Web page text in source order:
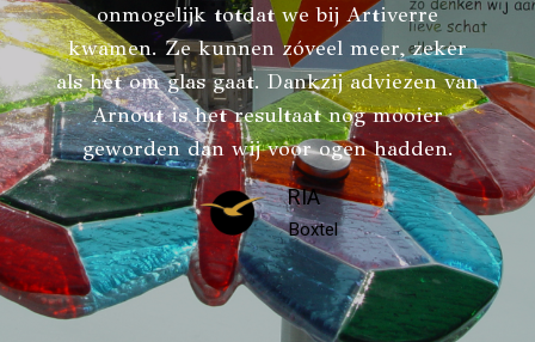
onmogelijk totdat we bij Artiverre
kwamen. Ze kunnen zóveel meer, zeker
als het om glas gaat. Dankzij adviezen van
Arnout is het resultaat nog mooier
geworden dan wij voor ogen hadden.
RIA
Boxtel